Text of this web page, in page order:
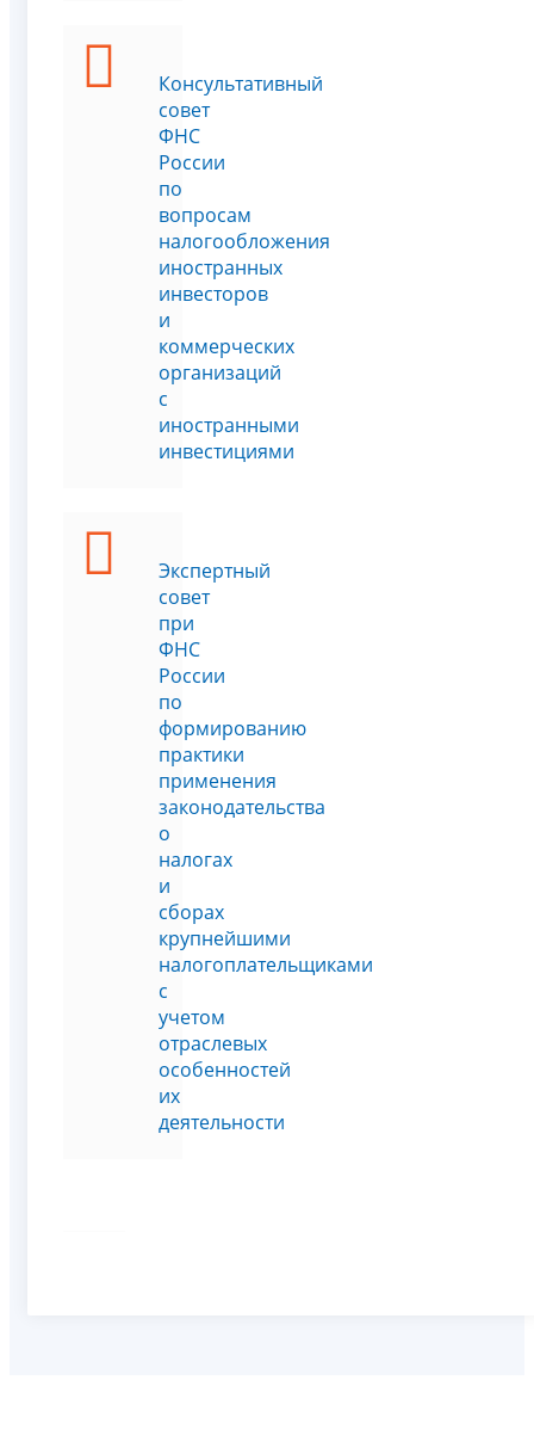
Консультативный
совет
ФНС
России
по
вопросам
налогообложения
иностранных
инвесторов
и
коммерческих
организаций
с
иностранными
инвестициями
Экспертный
совет
при
ФНС
России
по
формированию
практики
применения
законодательства
о
налогах
и
сборах
крупнейшими
налогоплательщиками
с
учетом
отраслевых
особенностей
их
деятельности